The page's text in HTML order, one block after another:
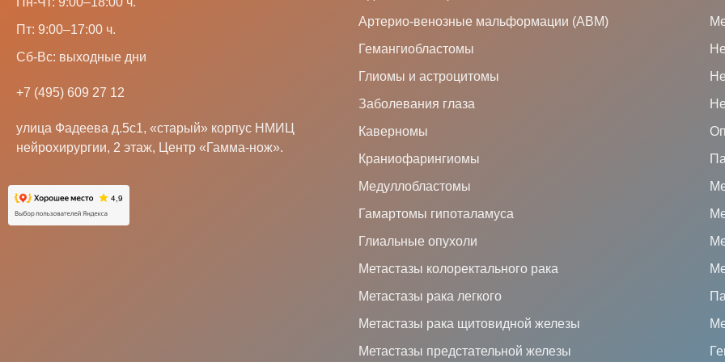
Пт: 9:00–17:00 ч.
Сб-Вс: выходные дни
+7 (495) 609 27 12
улица Фадеева д.5с1, «старый» корпус НМИЦ
нейрохирургии, 2 этаж, Центр «Гамма-нож».
Артерио-венозные мальформации (АВМ)
Гемангиобластомы
Глиомы и астроцитомы
Заболевания глаза
Каверномы
Краниофарингиомы
Медуллобластомы
Гамартомы гипоталамуса
Глиальные опухоли
Метастазы колоректального рака
Метастазы рака легкого
Метастазы рака щитовидной железы
Метастазы предстательной железы